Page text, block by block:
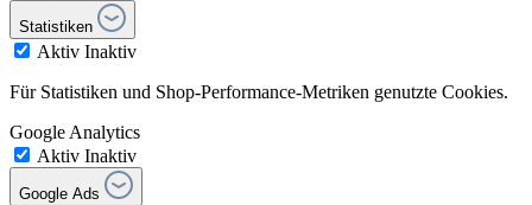
Statistiken
Aktiv Inaktiv
Für Statistiken und Shop-Performance-Metriken genutzte Cookies.
Google Analytics
Aktiv Inaktiv
Google Ads